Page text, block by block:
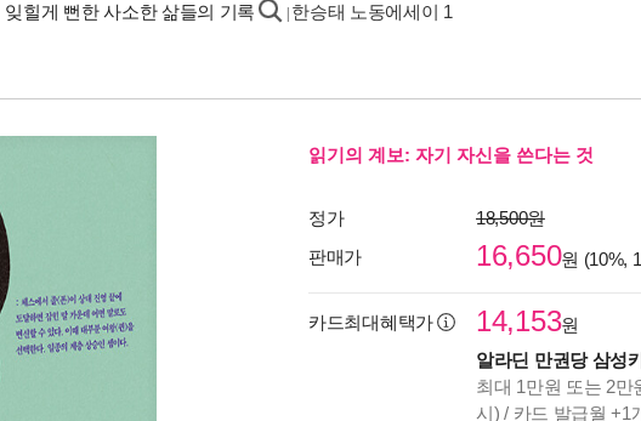
힐게 뻔한 사소한 삶들의 기록 한승태 노동에세이 1
읽기의 계보: 자기 자신을 쓴다는 것
정가
18,500원
판매가
16,650원 (10%,
카드최대혜택가 14,153원
알라딘 만권당 삼성
최대 1만원 또는 2만
시) / 카드 발급월 +1